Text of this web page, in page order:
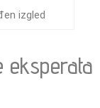
izgled
eksperata